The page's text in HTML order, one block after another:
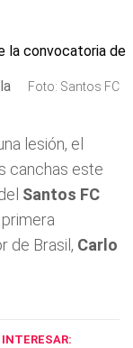
Foto: Santos FC
lesión, el
canchas este
Santos FC
de Brasil, Carlo